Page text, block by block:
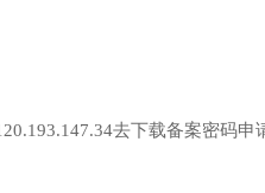
去下载备案密码